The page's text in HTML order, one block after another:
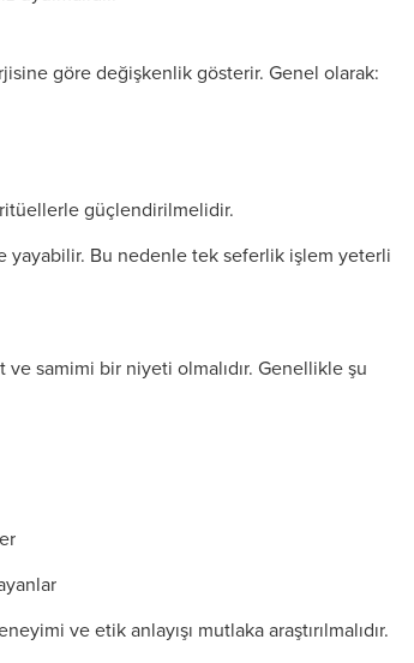
göre değişkenlik gösterir. Genel olarak:
güçlendirilmelidir.
yayabilir. Bu nedenle tek seferlik işlem yeterli
samimi bir niyeti olmalıdır. Genellikle şu
ve etik anlayışı mutlaka araştırılmalıdır.